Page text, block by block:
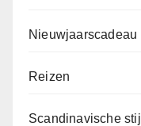
Nieuwjaarscadeau
Reizen
Scandinavische stijl